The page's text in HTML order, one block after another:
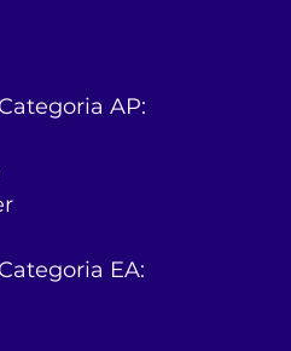
AP:
EA: